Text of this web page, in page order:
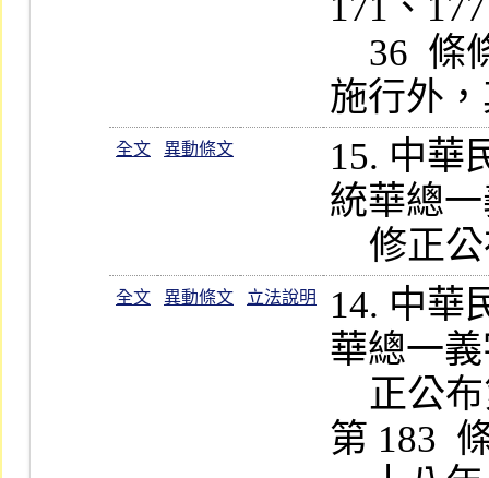
全文 異動條文
15. 中華
統華總
全文 異動條文 立法說明
14. 中華
華總一
第 183